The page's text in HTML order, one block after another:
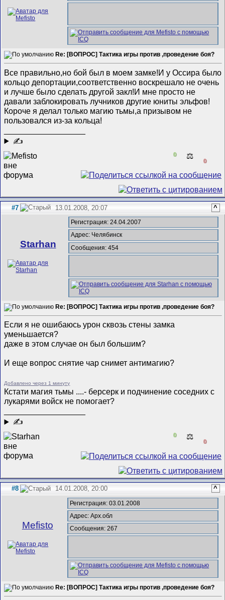
Re: [ВОПРОС] Тактика игры против ,проведение боя?
Все правильно,но бой был в моем замке!И у Оссира было
кольцо депортации,соответственно воскрешало не очень
и лучше было сделать другой закл!И мне просто не
давали заблокировать лучников другие юниты эльфов!
Короче я делал только магию тьмы,а призывом не
пользовался из-за кольца!
✍
0 ⚖️
0
#7 13.01.2008, 20:07 ^
Starhan
Регистрация: 24.04.2007
Адрес: Челябинск
Сообщения: 454
Re: [ВОПРОС] Тактика игры против ,проведение боя?
Если я не ошибаюсь урон сквозь стены замка
уменьшается?
даже в этом случае он был большим?
И еще вопрос снятие чар снимет антимагию?
Добавлено через 1 минуту
Кстати магия тьмы ....- берсерк и подчинение соседних с
лукарями войск не помогает?
✍
0 ⚖️
0
#8 14.01.2008, 20:00 ^
Mefisto
Регистрация: 03.01.2008
Адрес: Арх.обл
Сообщения: 267
Re: [ВОПРОС] Тактика игры против ,проведение боя?